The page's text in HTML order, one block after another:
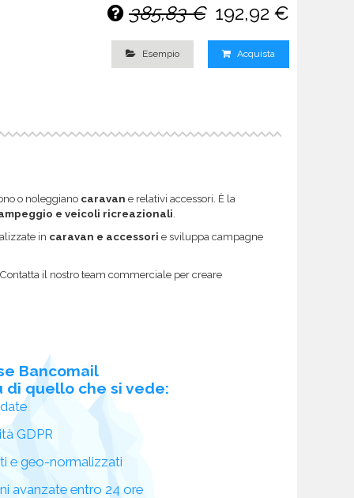
385,83 € 192,92 €
Esempio Acquista
o noleggiano caravan e relativi accessori. È la
e veicoli ricreazionali
in caravan e accessori e sviluppa campagne
. Contatta il nostro team commerciale per creare
Bancomail
di quello che si vede:
GDPR
e geo-normalizzati
avanzate entro 24 ore